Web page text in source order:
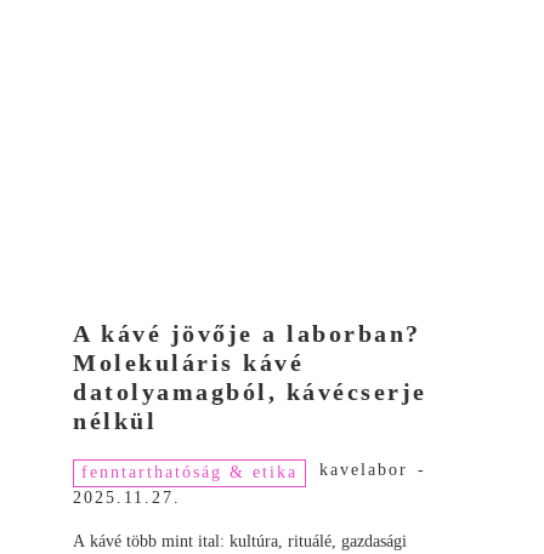
A kávé jövője a laborban?
Molekuláris kávé
datolyamagból, kávécserje
nélkül
fenntarthatóság & etika kavelabor
-
2025.11.27.
A kávé több mint ital: kultúra, rituálé, gazdasági